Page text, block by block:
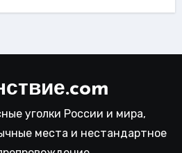
уголки России и мира,
места и нестандартное